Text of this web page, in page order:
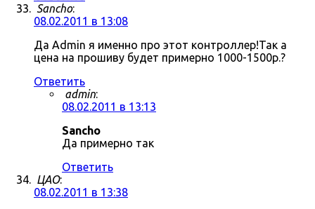
Sancho:
08.02.2011 в 13:08
Да Admin я именно про этот контроллер!Так а
цена на прошиву будет примерно 1000-1500р.?
Ответить
admin:
08.02.2011 в 13:13
Sancho
Да примерно так
Ответить
ЦАО:
08.02.2011 в 13:38